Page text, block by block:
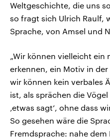
Weltgeschichte, die uns
so fragt sich Ulrich Raulf,
Sprache, von Amsel und
„Wir können vielleicht ein
erkennen, ein Motiv in
wir können kein verbales
ist, als sprächen die
‚etwas sagt‘, ohne dass
So gesehen wäre die
Fremdsprache: nahe dem